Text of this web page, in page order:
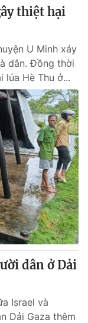
bằng AI
thiệt hại
U Minh xảy
dân. Đồng thời
lúa Hè Thu ở...
dân ở Dải
Israel và
Dải Gaza thêm